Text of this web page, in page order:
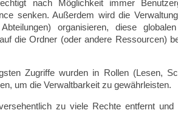
nach Möglichkeit immer
senken. Außerdem wird die
organisieren, diese
die Ordner (oder andere Ressourcen)
Zugriffe wurden in Rollen (Lesen,
um die Verwaltbarkeit zu gewährleisten.
zu viele Rechte entfernt